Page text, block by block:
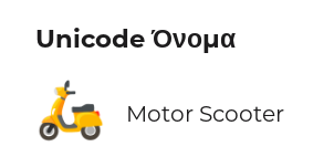
Unicode Όνομα
🛵 Motor Scooter